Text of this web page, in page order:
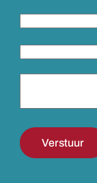
Verstuur